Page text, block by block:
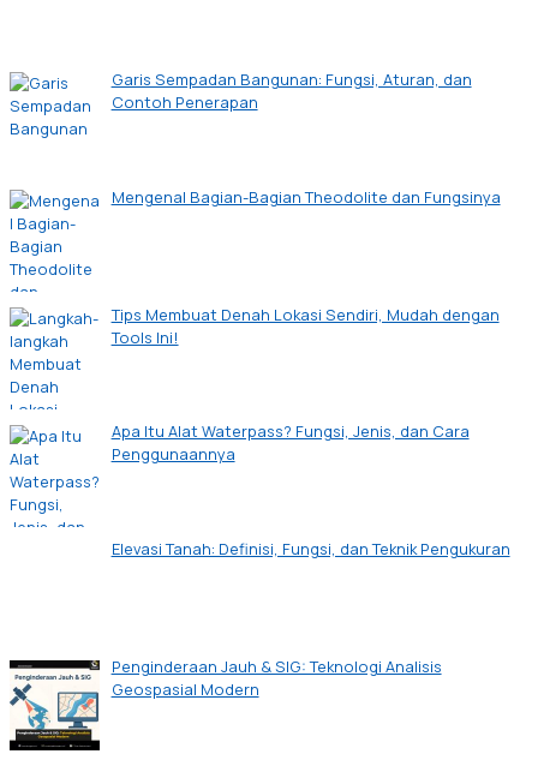
Garis Sempadan Bangunan: Fungsi, Aturan, dan
Contoh Penerapan
Mengenal Bagian-Bagian Theodolite dan Fungsinya
Tips Membuat Denah Lokasi Sendiri, Mudah dengan
Tools Ini!
Apa Itu Alat Waterpass? Fungsi, Jenis, dan Cara
Penggunaannya
Elevasi Tanah: Definisi, Fungsi, dan Teknik Pengukuran
Penginderaan Jauh & SIG: Teknologi Analisis
Geospasial Modern